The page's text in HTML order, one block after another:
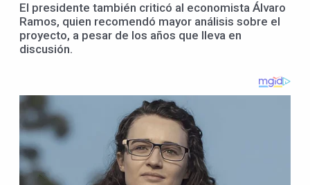
El presidente también criticó al economista Álvaro
Ramos, quien recomendó mayor análisis sobre el
proyecto, a pesar de los años que lleva en
discusión.